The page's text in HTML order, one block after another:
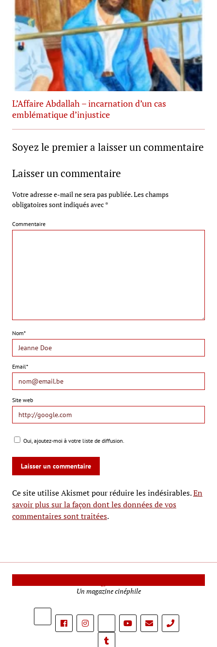
L’Affaire Abdallah – incarnation d’un cas
emblématique d’injustice
Soyez le premier a laisser un commentaire
Laisser un commentaire
Votre adresse e-mail ne sera pas publiée.Les champs
obligatoires sont indiqués avec *
Commentaire
Nom*
Email*
Site web
Oui, ajoutez-moi à votre liste de diffusion.
Ce site utilise Akismet pour réduire les indésirables.En
savoir plus sur la façon dont les données de vos
commentaires sont traitées.
Un magazine cinéphile
phone